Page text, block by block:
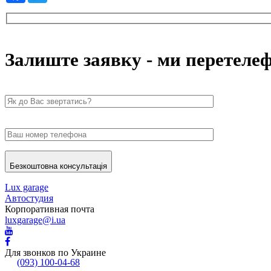
Залиште заявку - ми
Безкоштовна консультація
Lux garage
Автостудия
Корпоративная почта
luxgarage@i.ua
Для звонков по Украине
(093) 100-04-68